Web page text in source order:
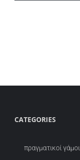
CATEGORIES
πραγματικοί γάμοι